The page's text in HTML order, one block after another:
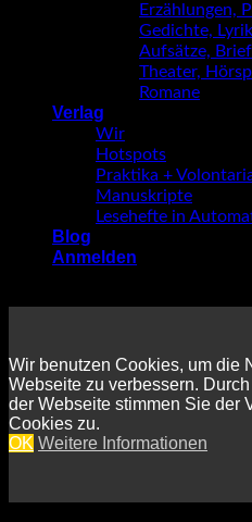
Erzählungen,
Gedichte, Lyrik
Aufsätze,
Theater,
Romane
Verlag
Wir
Hotspots
Praktika +
Manuskripte
Lesehefte in
Blog
Anmelden
Wir benutzen Cookies, um die
Webseite zu verbessern.
der Webseite stimmen Sie der
Cookies zu.
OK Weitere Informationen